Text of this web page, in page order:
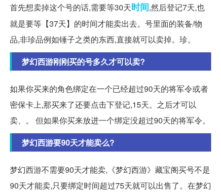
首先想卖掉这个号的话,需要等30天时间,然后登记7天,也
就是要等【37天】的时间才能卖出去。号里面的装备/物
品,非珍品例如锤子之类的东西,直接就可以卖掉。珍。
梦幻西游刚刚买的号多久才可以卖?
如果你买来的角色绑定在一个已经超过90天的将军令或者
密保卡上,那买来了还要点击下登记,15天。之后才可以
卖、。 但如果你买来放进一个绑定没超过90天的将军令。
梦幻西游要90天才能卖么?
梦幻西游不需要90天才能卖,《梦幻西游》藏宝阁买号不是
90天才能卖,只要绑定时间超过75天就可以出售了。在梦幻